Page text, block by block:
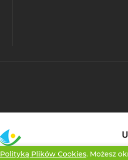
Polityką Plików Cookies. Możesz